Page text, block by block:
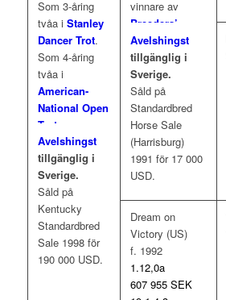
Som 3-åring
tvåa i Stanley
Dancer Trot.
Som 4-åring
tvåa i
American-
National Open
Trot
Breeders’
Crown, trea i
Maple Leaf
Trotting
Classic,Nat
Ray Trot.
Avelshingst
tillgänglig i
Sverige.
Såld på
Kentucky
Standardbred
Sale 1998 för
190 000 USD.
vinnare av
Breeders’
Crown,
Historic
Dickerson Cup
Stanley Dancer
Trot,Colonial
Trot,Kentucky
Futurity,
American-
National
Trot
Stakes Final
World Trotting
Derby, tvåa i
Harry M. Zweig
Memorial,
Avelshingst
tillgänglig i
Sverige.
Såld på
Standardbred
Horse Sale
(Harrisburg)
1991 för 17 000
USD.
Dream on
Victory (US)
f. 1992
1.12,0a
607 955 SEK